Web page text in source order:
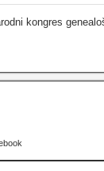
kongres